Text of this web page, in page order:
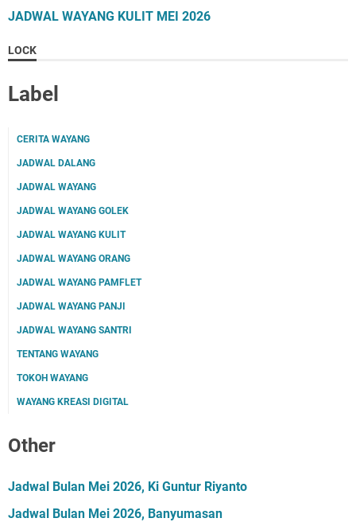
JADWAL WAYANG KULIT MEI 2026
LOCK
Label
CERITA WAYANG
JADWAL DALANG
JADWAL WAYANG
JADWAL WAYANG GOLEK
JADWAL WAYANG KULIT
JADWAL WAYANG ORANG
JADWAL WAYANG PAMFLET
JADWAL WAYANG PANJI
JADWAL WAYANG SANTRI
TENTANG WAYANG
TOKOH WAYANG
WAYANG KREASI DIGITAL
Other
Jadwal Bulan Mei 2026, Ki Guntur Riyanto
Jadwal Bulan Mei 2026, Banyumasan